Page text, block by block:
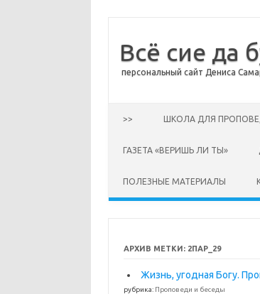
Всё сие да
персональный сайт Дениса
>> ШКОЛА ДЛЯ
ГАЗЕТА «ВЕРИШЬ ЛИ ТЫ»
ПОЛЕЗНЫЕ МАТЕРИАЛЫ
АРХИВ МЕТКИ: 2ПАР_29
Жизнь, угодная Богу.
рубрика: Проповеди и беседы